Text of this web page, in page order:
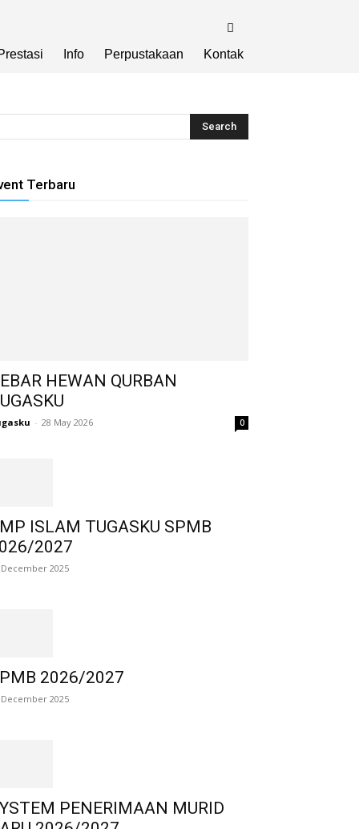
Info Perpustakaan Kontak
Terbaru
HEWAN QURBAN
- 28 May 2026 0
ISLAM TUGASKU SPMB
2027
December 2025
2026/2027
December 2025
PENERIMAAN MURID